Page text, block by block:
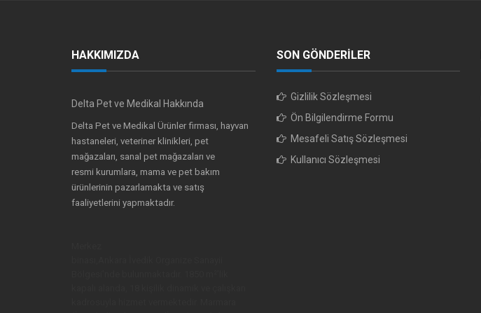
HAKKIMIZDA
Delta Pet ve Medikal Hakkında
Delta Pet ve Medikal Ürünler firması, hayvan
hastaneleri, veteriner klinikleri, pet
mağazaları, sanal pet mağazaları ve
resmi kurumlara, mama ve pet bakım
ürünlerinin pazarlamakta ve satış
faaliyetlerini yapmaktadır.
SON GÖNDERİLER
Gizlilik Sözleşmesi
Ön Bilgilendirme Formu
Mesafeli Satış Sözleşmesi
Kullanıcı Sözleşmesi